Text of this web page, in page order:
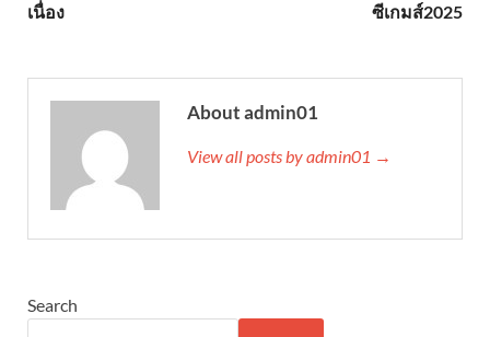
เนื่อง
ซีเกมส์2025
About admin01
View all posts by admin01 →
Search